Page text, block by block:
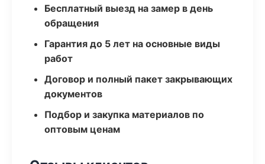
Бесплатный выезд на замер в день
обращения
Гарантия до 5 лет на основные виды
работ
Договор и полный пакет закрывающих
документов
Подбор и закупка материалов по
оптовым ценам